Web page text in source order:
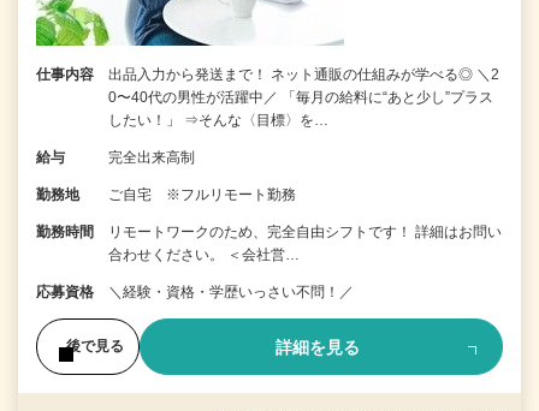
仕事内容
出品入力から発送まで！ ネット通販の仕組みが学べる◎ ＼2
0〜40代の男性が活躍中／ 「毎月の給料に“あと少し”プラス
したい！」 ⇒そんな〈目標〉を…
給与 完全出来高制
勤務地 ご自宅 ※フルリモート勤務
勤務時間
リモートワークのため、完全自由シフトです！ 詳細はお問い
合わせください。 ＜会社営…
応募資格 ＼経験・資格・学歴いっさい不問！／
後で見る 詳細を見る